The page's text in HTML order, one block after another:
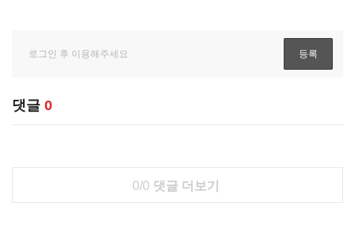
댓글 0
0/0 댓글 더보기